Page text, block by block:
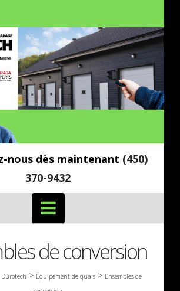
nous dès maintenant (450)
370-9432
Navigation
de conversion
Durotech > Équipement de quais> Ensembles de